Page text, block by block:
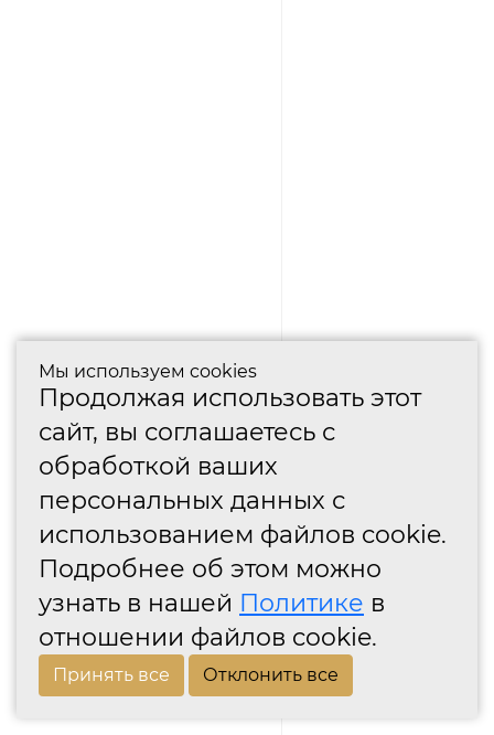
Мы используем cookies
Продолжая использовать этот
сайт, вы соглашаетесь с
обработкой ваших
персональных данных с
использованием файлов cookie.
Подробнее об этом можно
узнать в нашей Политике в
отношении файлов cookie.
Принять все Отклонить все